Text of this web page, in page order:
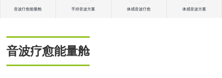
音波疗愈能量舱 手持音波方案 体感音波疗愈 体感音波方案
音波疗愈能量舱